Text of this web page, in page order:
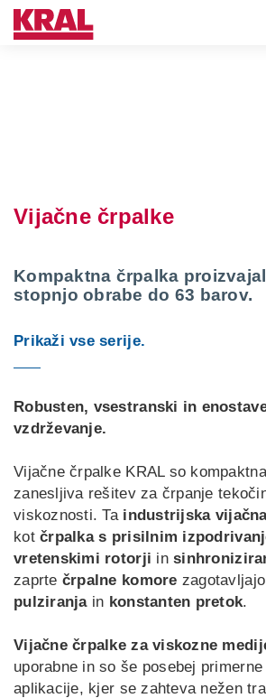
Vijačne črpalke
Kompaktna črpalka
stopnjo obrabe do 63 barov.
Prikaži vse serije.
Robusten, vsestranski in
vzdrževanje.
Vijačne črpalke KRAL so
zanesljiva rešitev za črpanje
viskoznosti. Ta industrijska
kotčrpalka s prisilnim
vretenskimi rotorji in
zaprte črpalne komore
pulziranjain konstanten pretok.
Vijačne črpalke za viskozne
uporabne in so še posebej
aplikacije, kjer se zahteva nežen